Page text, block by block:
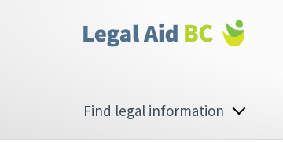
menu
navigation
Find legal information